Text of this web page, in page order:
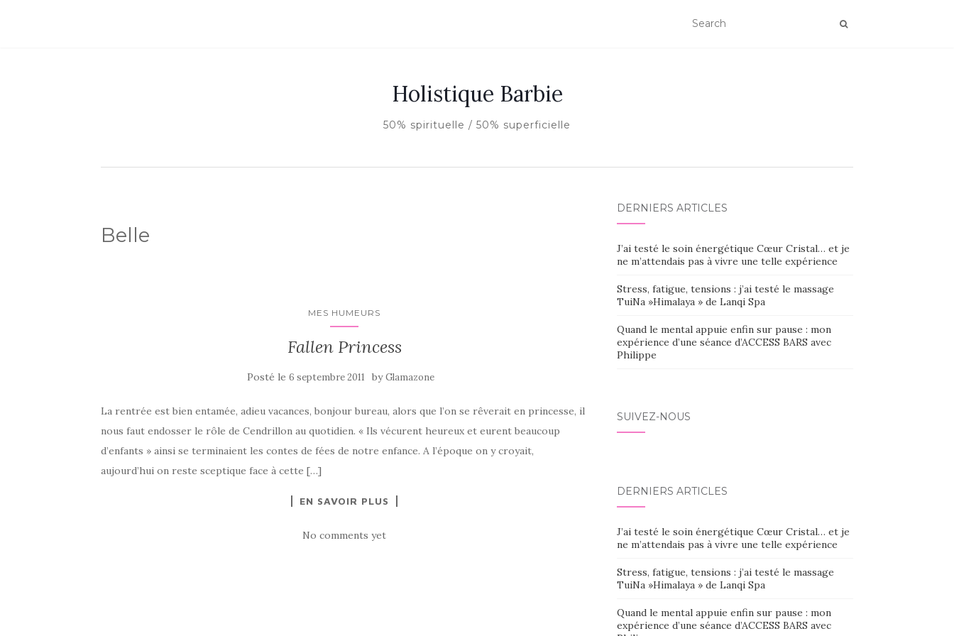
Holistique Barbie
50% spirituelle / 50% superficielle
Belle
MES HUMEURS
Fallen Princess
Posté le6 septembre 2011 byGlamazone
La rentrée est bien entamée, adieu vacances, bonjour bureau, alors que l’on se rêverait en princesse, il
nous faut endosser le rôle de Cendrillon au quotidien. « Ils vécurent heureux et eurent beaucoup
d’enfants » ainsi se terminaient les contes de fées de notre enfance. A l’époque on y croyait,
aujourd’hui on reste sceptique face à cette […]
EN SAVOIR PLUS
No comments yet
DERNIERS ARTICLES
J’ai testé le soin énergétique Cœur Cristal… et je
ne m’attendais pas à vivre une telle expérience
Stress, fatigue, tensions : j’ai testé le massage
TuiNa »Himalaya » de Lanqi Spa
Quand le mental appuie enfin sur pause : mon
expérience d’une séance d’ACCESS BARS avec
Philippe
SUIVEZ-NOUS
DERNIERS ARTICLES
J’ai testé le soin énergétique Cœur Cristal… et je
ne m’attendais pas à vivre une telle expérience
Stress, fatigue, tensions : j’ai testé le massage
TuiNa »Himalaya » de Lanqi Spa
Quand le mental appuie enfin sur pause : mon
expérience d’une séance d’ACCESS BARS avec